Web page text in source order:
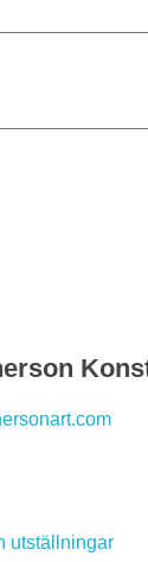
utställningar